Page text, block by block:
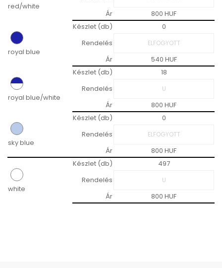
red/white
Ár
800 HUF
royal blue
Készlet (db)
0
Rendelés
Ár
540 HUF
royal blue/white
Készlet (db)
18
Rendelés
Ár
800 HUF
sky blue
Készlet (db)
0
Rendelés
Ár
800 HUF
white
Készlet (db)
497
Rendelés
Ár
800 HUF